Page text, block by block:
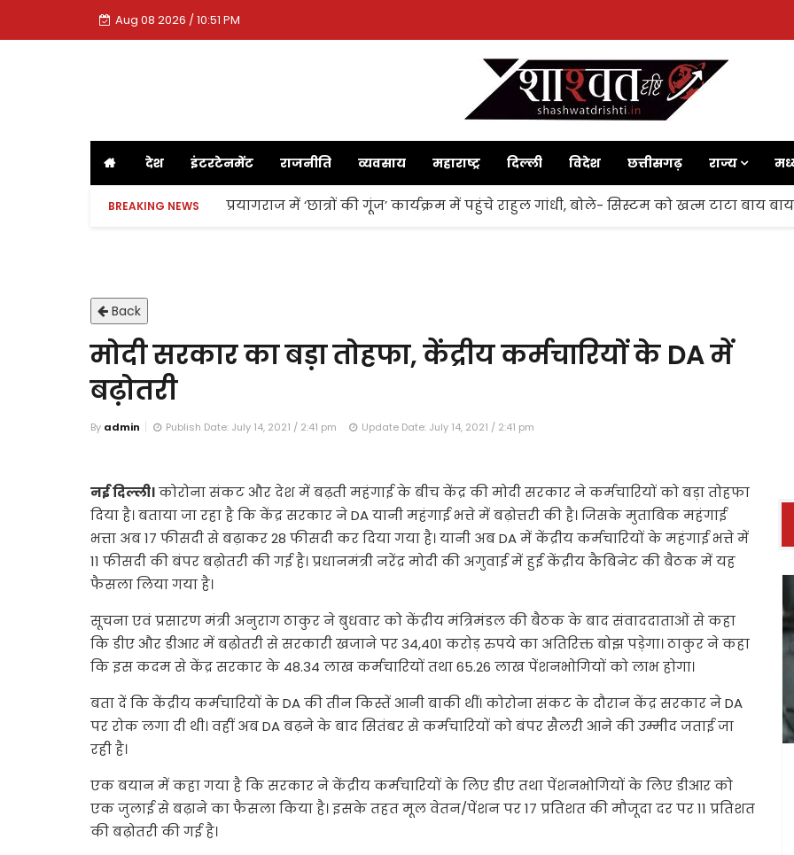
Aug 08 2026 / 10:51 PM
देश इंटरटेनमेंट राजनीति व्यवसाय महाराष्ट्र दिल्ली विदेश छत्तीसगढ़ राज्य
BREAKING NEWS प्रयागराज में ‘छात्रों की गूंज’ कार्यक्रम में पहुंचे राहुल गांधी, बोले- सिस्टम को खत्म टाटा बाय
Back
मोदी सरकार का बड़ा तोहफा, केंद्रीय कर्मचारियों के DA में
बढ़ोतरी
By admin Publish Date: July 14, 2021 / 2:41 pm Update Date: July 14, 2021 / 2:41 pm
नई दिल्ली।कोरोना संकट और देश में बढ़ती महंगाई के बीच केंद्र की मोदी सरकार ने कर्मचारियों को बड़ा तोहफा
दिया है। बताया जा रहा है कि केंद्र सरकार ने DA यानी महंगाई भत्ते में बढ़ोत्तरी की है। जिसके मुताबिक महंगाई
भत्ता अब 17 फीसदी से बढ़ाकर 28 फीसदी कर दिया गया है। यानी अब DA में केंद्रीय कर्मचारियों के महंगाई भत्ते में
11 फीसदी की बंपर बढ़ोतरी की गई है। प्रधानमंत्री नरेंद्र मोदी की अगुवाई में हुई केंद्रीय कैबिनेट की बैठक में यह
फैसला लिया गया है।
सूचना एवं प्रसारण मंत्री अनुराग ठाकुर ने बुधवार को केंद्रीय मंत्रिमंडल की बैठक के बाद संवाददाताओं से कहा
कि डीए और डीआर में बढ़ोतरी से सरकारी खजाने पर 34,401 करोड़ रुपये का अतिरिक्त बोझ पड़ेगा। ठाकुर ने कहा
कि इस कदम से केंद्र सरकार के 48.34 लाख कर्मचारियों तथा 65.26 लाख पेंशनभोगियों को लाभ होगा।
बता दें कि केंद्रीय कर्मचारियों के DA की तीन किस्तें आनी बाकी थीं। कोरोना संकट के दौरान केंद्र सरकार ने DA
पर रोक लगा दी थी। वहीं अब DA बढ़ने के बाद सितंबर से कर्मचारियों को बंपर सैलरी आने की उम्मीद जताई जा
रही है।
एक बयान में कहा गया है कि सरकार ने केंद्रीय कर्मचारियों के लिए डीए तथा पेंशनभोगियों के लिए डीआर को
एक जुलाई से बढ़ाने का फैसला किया है। इसके तहत मूल वेतन/पेंशन पर 17 प्रतिशत की मौजूदा दर पर 11 प्रतिशत
की बढ़ोतरी की गई है।